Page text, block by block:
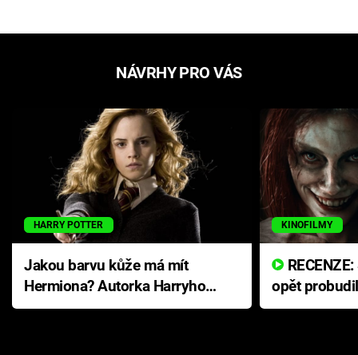
NÁVRHY PRO VÁS
HARRY POTTER
Jakou barvu kůže má mít
Hermiona? Autorka Harryho
Pottera přišla s ráznou
KINOFILMY
opět
přichází s